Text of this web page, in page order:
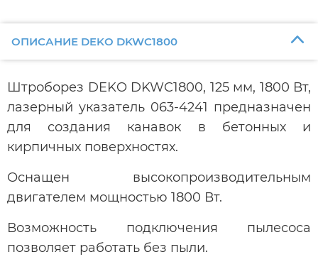
ОПИСАНИЕ DEKO DKWC1800
Штроборез DEKO DKWC1800, 125 мм, 1800 Вт,
лазерный указатель 063-4241 предназначен
для создания канавок в бетонных и
кирпичных поверхностях.
Оснащен высокопроизводительным
двигателем мощностью 1800 Вт.
Возможность подключения пылесоса
позволяет работать без пыли.